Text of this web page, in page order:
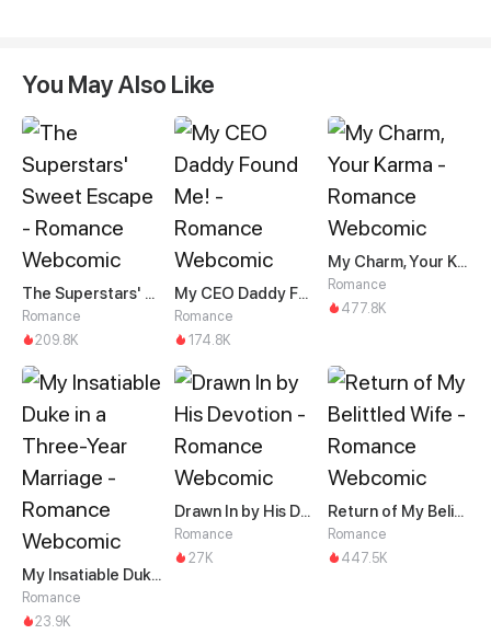
You May Also Like
The Superstars' Sweet Escape
Romance
209.8K
My CEO Daddy Found Me!
Romance
174.8K
My Charm, Your Karma
Romance
477.8K
My Insatiable Duke in a Three-Year Marriage
Romance
23.9K
Drawn In by His Devotion
Romance
27K
Return of My Belittled Wife
Romance
447.5K